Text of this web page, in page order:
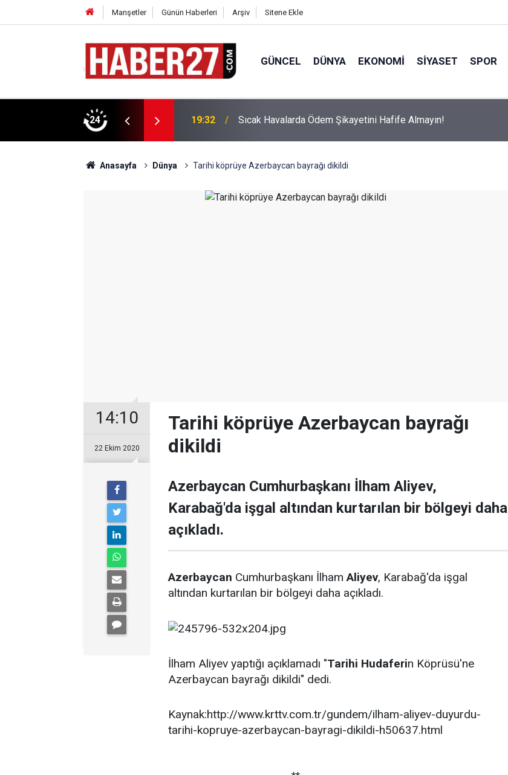
Manşetler Günün Haberleri Arşiv Sitene Ekle
GÜNCEL DÜNYA EKONOMI SIYASET SPOR
24 19:32 Sıcak Havalarda Ödem Şikayetini Hafife Almayın!
Anasayfa Dünya Tarihi köprüye Azerbaycan bayrağı dikildi
14:10
22 Ekim 2020
Tarihi köprüye Azerbaycan bayrağı
dikildi
Azerbaycan Cumhurbaşkanı İlham Aliyev,
Karabağ'da işgal altından kurtarılan bir bölgeyi daha
açıkladı.
Azerbaycan Cumhurbaşkanı İlhamAliyev, Karabağ'da işgal
altından kurtarılan bir bölgeyi daha açıkladı.
İlham Aliyev yaptığı açıklamadı "Tarihi Hudaferin Köprüsü'ne
Azerbaycan bayrağı dikildi" dedi.
Kaynak:http://www.krttv.com.tr/gundem/ilham-aliyev-duyurdu-
tarihi-kopruye-azerbaycan-bayragi-dikildi-h50637.html